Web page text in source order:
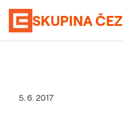
SKUPINA ČEZ
Datum zveřejnění
5. 6. 2017